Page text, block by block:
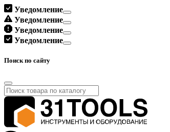
Уведомление
Уведомление
Уведомление
Уведомление
Поиск по сайту